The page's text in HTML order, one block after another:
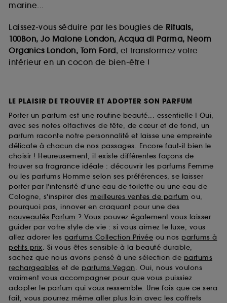
marine...
Laissez-vous séduire par les bougies de Rituals,
100Bon, Jo Malone London, Acqua di Parma, Neom
Organics London, Tom Ford, et transformez votre
intérieur en un cocon de bien-être !
LE PLAISIR DE TROUVER ET ADOPTER SON PARFUM
Porter un parfum est une routine beauté... essentielle ! Oui,
avec ses notes olfactives de tête, de cœur et de fond, un
parfum raconte notre personnalité et laisse une empreinte
délicate à chacun de nos passages. Encore faut-il bien le
choisir ! Heureusement, il existe différentes façons de
trouver sa fragrance idéale : découvrir les parfums Femme
ou les parfums Homme selon ses préférences, se laisser
porter par l'intensité d'une eau de toilette ou une eau de
Cologne, s'inspirer des meilleures ventes de parfum ou,
pourquoi pas, innover en craquant pour une des
nouveautés Parfum ? Vous pouvez également vous laisser
guider par votre style de vie : si vous aimez le luxe, vous
allez adorer les parfums Collection Privée ou nos parfums à
petits prix. Si vous êtes sensible à la beauté durable,
sachez que nous avons pensé à une sélection de parfums
rechargeables et de parfums Vegan. Oui, nous voulons
vraiment vous accompagner pour que vous puissiez
adopter le parfum qui vous ressemble. Une fois que ce sera
fait, vous pourrez même aller plus loin avec les coffrets